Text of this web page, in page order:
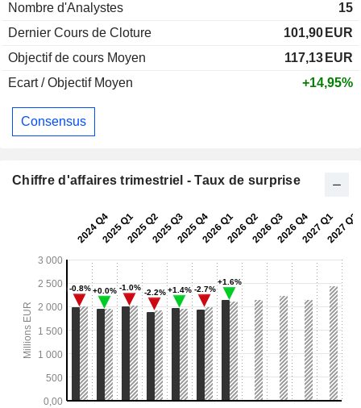
Nombre d'Analystes
15
Dernier Cours de Cloture
101,90 EUR
Objectif de cours Moyen
117,13 EUR
Ecart / Objectif Moyen
+14,95%
Consensus
Chiffre d'affaires trimestriel - Taux de surprise